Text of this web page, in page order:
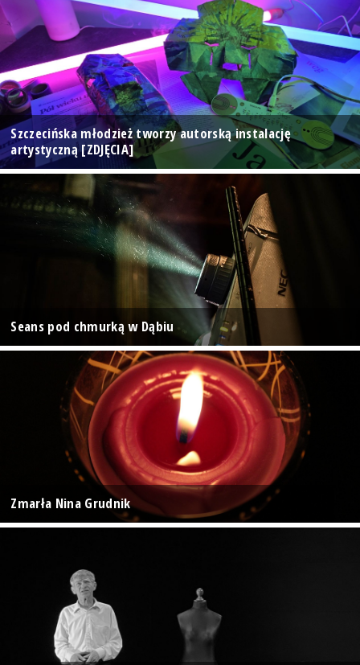
Szczecińska młodzież tworzy autorską instalację
artystyczną [ZDJĘCIA]
Seans pod chmurką w Dąbiu
Zmarła Nina Grudnik